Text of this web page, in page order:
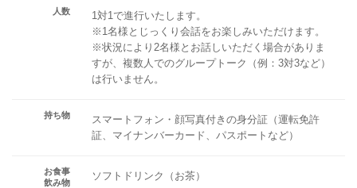
人数
1対1で進行いたします。
※1名様とじっくり会話をお楽しみいただけます。
※状況により2名様とお話しいただく場合がありま
すが、複数人でのグループトーク（例：3対3など）
は行いません。
持ち物
スマートフォン・顔写真付きの身分証（運転免許
証、マイナンバーカード、パスポートなど）
お食事
飲み物
ソフトドリンク（お茶）